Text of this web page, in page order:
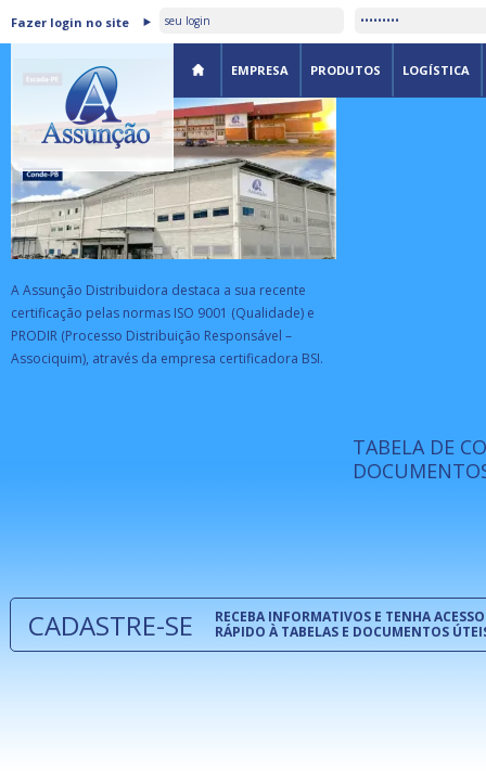
Fazer login no site
EMPRESA PRODUTOS LOGÍSTICA
ASSUNÇÃO DISTRIBUIDORA É
CERTIFICADA PELA BSI
A Assunção Distribuidora destaca a sua recente
certificação pelas normas ISO 9001 (Qualidade) e
PRODIR (Processo Distribuição Responsável –
Associquim), através da empresa certificadora BSI.
ISO 9001:
A
TABELA DE
CADASTRE-SE
RECEBA INFORMATIVOS E TENHA ACESSO
RÁPIDO À TABELAS E DOCUMENTOS